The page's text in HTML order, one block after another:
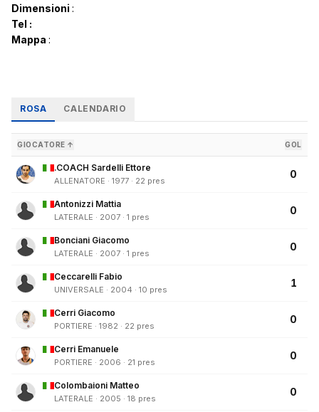
Dimensioni :
Tel :
Mappa :
ROSA CALENDARIO
GIOCATORE ↑ GOL
.COACH Sardelli Ettore
ALLENATORE · 1977 · 22 pres
0
Antonizzi Mattia
LATERALE · 2007 · 1 pres
0
Bonciani Giacomo
LATERALE · 2007 · 1 pres
0
Ceccarelli Fabio
UNIVERSALE · 2004 · 10 pres
1
Cerri Giacomo
PORTIERE · 1982 · 22 pres
0
Cerri Emanuele
PORTIERE · 2006 · 21 pres
0
Colombaioni Matteo
LATERALE · 2005 · 18 pres
0